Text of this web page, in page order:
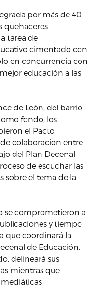
por más de 40
quehaceres
tarea de
cimentado con
en concurrencia con
educación a las
de León, del barrio
fondo, los
el Pacto
colaboración entre
del Plan Decenal
de escuchar las
sobre el tema de la
se comprometieron a
y tiempo
que coordinará la
de Educación.
delineará sus
mientras que
mediáticas